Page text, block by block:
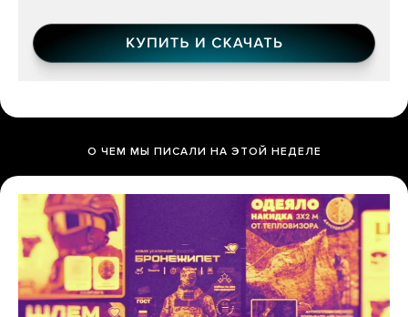
О ЧЕМ МЫ ПИСАЛИ НА ЭТОЙ НЕДЕЛЕ